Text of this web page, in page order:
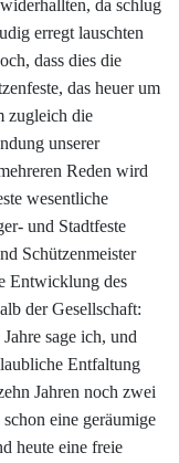
da schlug
erregt lauschten
dass dies die
das heuer um
zugleich die
unserer
Reden wird
wesentliche
und Stadtfeste
Schützenmeister
Entwicklung des
der Gesellschaft:
sage ich, und
Entfaltung
Jahren noch zwei
eine geräumige
heute eine freie